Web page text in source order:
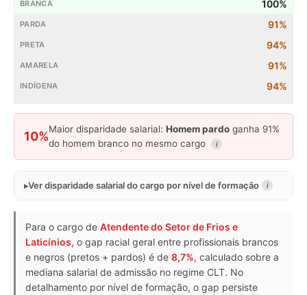
100%
91%
94%
91%
94%
10%
Maior disparidade salarial: Homem pardo ganha 91%
do homem branco no mesmo cargo
i
Ver disparidade salarial do cargo por nível de formação i
Para o cargo de Atendente do Setor de Frios e
Laticínios, o gap racial geral entre profissionais brancos
e negros (pretos + pardos) é de 8,7%, calculado sobre a
mediana salarial de admissão no regime CLT. No
detalhamento por nível de formação, o gap persiste